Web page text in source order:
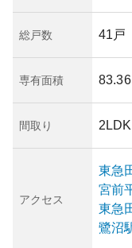
総戸数 41戸
専有面積
間取り
アクセス
東急
宮前
東急
鷺沼